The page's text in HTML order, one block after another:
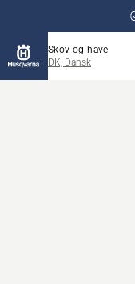
Skov og have
DK, Dansk